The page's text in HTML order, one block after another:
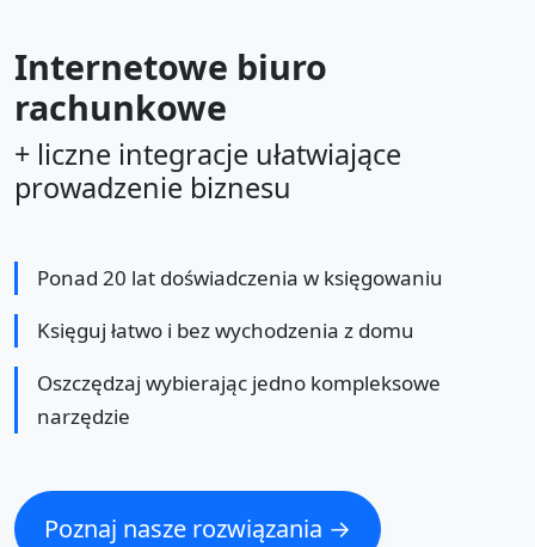
Internetowe biuro
rachunkowe
+ liczne integracje ułatwiające
prowadzenie biznesu
Ponad 20 lat doświadczenia w księgowaniu
Księguj łatwo i bez wychodzenia z domu
Oszczędzaj wybierając jedno kompleksowe
narzędzie
Poznaj nasze rozwiązania →